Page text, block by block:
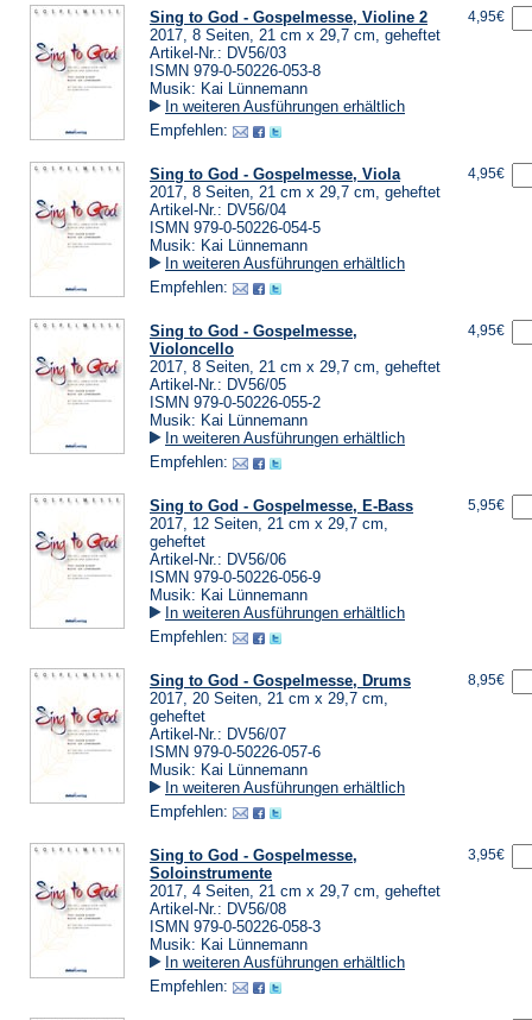
Sing to God - Gospelmesse, Violine 2
2017, 8 Seiten, 21 cm x 29,7 cm, geheftet
Artikel-Nr.: DV56/03
ISMN 979-0-50226-053-8
Musik: Kai Lünnemann
In weiteren Ausführungen erhältlich
Empfehlen:
4,95€
Sing to God - Gospelmesse, Viola
2017, 8 Seiten, 21 cm x 29,7 cm, geheftet
Artikel-Nr.: DV56/04
ISMN 979-0-50226-054-5
Musik: Kai Lünnemann
In weiteren Ausführungen erhältlich
Empfehlen:
4,95€
Sing to God - Gospelmesse,
Violoncello
2017, 8 Seiten, 21 cm x 29,7 cm, geheftet
Artikel-Nr.: DV56/05
ISMN 979-0-50226-055-2
Musik: Kai Lünnemann
In weiteren Ausführungen erhältlich
Empfehlen:
4,95€
Sing to God - Gospelmesse, E-Bass
2017, 12 Seiten, 21 cm x 29,7 cm,
geheftet
Artikel-Nr.: DV56/06
ISMN 979-0-50226-056-9
Musik: Kai Lünnemann
In weiteren Ausführungen erhältlich
Empfehlen:
5,95€
Sing to God - Gospelmesse, Drums
2017, 20 Seiten, 21 cm x 29,7 cm,
geheftet
Artikel-Nr.: DV56/07
ISMN 979-0-50226-057-6
Musik: Kai Lünnemann
In weiteren Ausführungen erhältlich
Empfehlen:
8,95€
Sing to God - Gospelmesse,
Soloinstrumente
2017, 4 Seiten, 21 cm x 29,7 cm, geheftet
Artikel-Nr.: DV56/08
ISMN 979-0-50226-058-3
Musik: Kai Lünnemann
In weiteren Ausführungen erhältlich
Empfehlen:
3,95€